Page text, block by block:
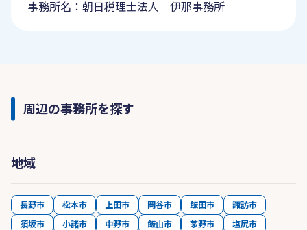
事務所名：朝日税理士法人 伊那事務所
周辺の事務所を探す
地域
長野市 松本市 上田市 岡谷市 飯田市
諏訪市
須坂市
小諸市 中野市 飯山市 茅野市
塩尻市